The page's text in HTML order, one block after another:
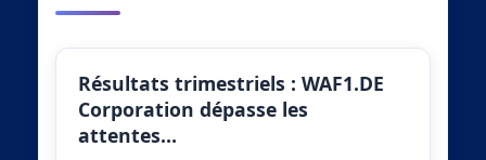
Résultats trimestriels : WAF1.DE
Corporation dépasse les
attentes…